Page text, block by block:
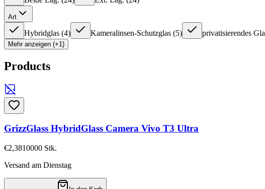
Art
Hybridglas (4) Kameralinsen-Schutzglas (5) privatisierendes
Mehr anzeigen (+1)
Products
GrizzGlass HybridGlass Camera Vivo T3 Ultra
€2,3810000 Stk.
Versand am Dienstag